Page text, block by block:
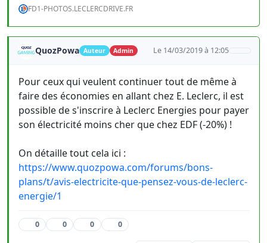
FD1-PHOTOS.LECLERCDRIVE.FR
QuozPowa Auteur Admin Le 14/03/2019 à 12:05
Pour ceux qui veulent continuer tout de même à
faire des économies en allant chez E. Leclerc, il est
possible de s'inscrire à Leclerc Energies pour payer
son électricité moins cher que chez EDF (-20%) !
On détaille tout cela ici :
https://www.quozpowa.com/forums/bons-
plans/t/avis-electricite-que-pensez-vous-de-leclerc-
energie/1
0 0 0 0